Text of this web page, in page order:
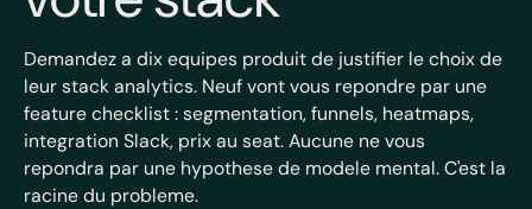
Demandez a dix equipes produit de justifier le choix de
leur stack analytics. Neuf vont vous repondre par une
feature checklist : segmentation, funnels, heatmaps,
integration Slack, prix au seat. Aucune ne vous
repondra par une hypothese de modele mental. C'est la
racine du probleme.